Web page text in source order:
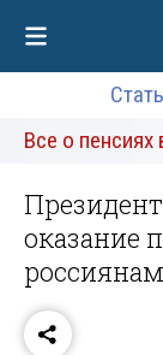
Все о пенсиях
оказание
россиянам